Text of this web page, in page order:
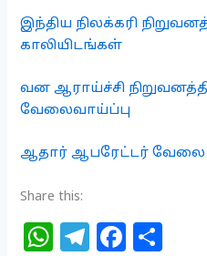
இந்திய நிலக்கரி
காலியிடங்கள்
வன ஆராய்ச்சி
வேலைவாய்ப்பு
ஆதார் ஆபரேட்டர் வேலை
Share this:
W T
F